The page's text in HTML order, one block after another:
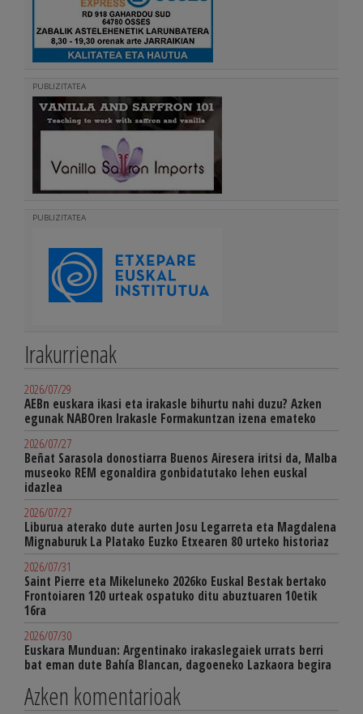
PUBLIZITATEA
PUBLIZITATEA
Irakurrienak
2026/07/29
AEBn euskara ikasi eta irakasle bihurtu nahi duzu? Azken
egunak NABOren Irakasle Formakuntzan izena emateko
2026/07/27
Beñat Sarasola donostiarra Buenos Airesera iritsi da, Malba
museoko REM egonaldira gonbidatutako lehen euskal
idazlea
2026/07/27
Liburua aterako dute aurten Josu Legarreta eta Magdalena
Mignaburuk La Platako Euzko Etxearen 80 urteko historiaz
2026/07/31
Saint Pierre eta Mikeluneko 2026ko Euskal Bestak bertako
Frontoiaren 120 urteak ospatuko ditu abuztuaren 10etik
16ra
2026/07/30
Euskara Munduan: Argentinako irakaslegaiek urrats berri
bat eman dute Bahía Blancan, dagoeneko Lazkaora begira
Azken komentarioak